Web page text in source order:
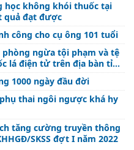
không khói thuốc tại
quả đạt được
công cho cụ ông 101 tuổi
phòng ngừa tội phạm và tệ
lá điện tử trên địa bàn tỉnh
1000 ngày đầu đời
thai ngôi ngược khá hy
tăng cường truyền thông
SKSS đợt I năm 2022